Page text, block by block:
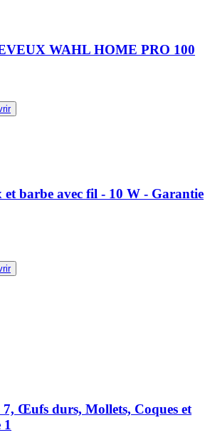
WAHL HOME PRO 100
et barbe avec fil - 10 W - Garantie
Œufs durs, Mollets, Coques et